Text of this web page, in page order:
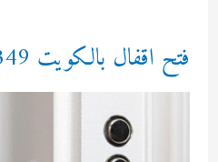
فتح اقفال بالكويت 92295349